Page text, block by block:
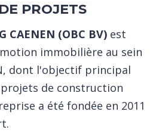
PROJETS
CAENEN (OBC BV) est
immobilière au sein
dont l'objectif principal
de construction
a été fondée en 2011